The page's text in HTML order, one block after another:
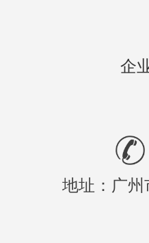
企
地址：广